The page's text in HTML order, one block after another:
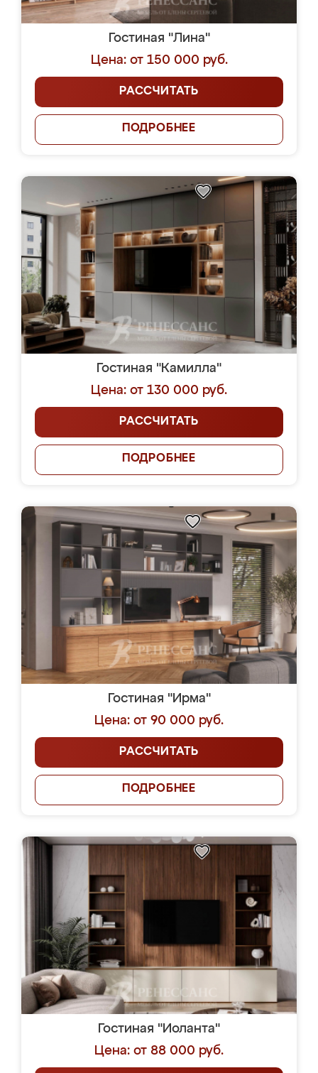
Гостиная "Лина"
Цена: от 150 000 руб.
РАССЧИТАТЬ
ПОДРОБНЕЕ
Гостиная "Камилла"
Цена: от 130 000 руб.
РАССЧИТАТЬ
ПОДРОБНЕЕ
Гостиная "Ирма"
Цена: от 90 000 руб.
РАССЧИТАТЬ
ПОДРОБНЕЕ
Гостиная "Иоланта"
Цена: от 88 000 руб.